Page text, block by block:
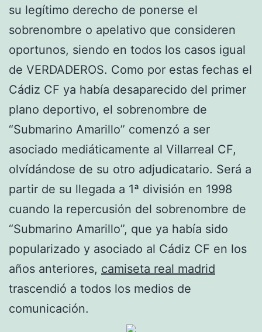
su legítimo derecho de ponerse el
sobrenombre o apelativo que consideren
oportunos, siendo en todos los casos igual
de VERDADEROS. Como por estas fechas el
Cádiz CF ya había desaparecido del primer
plano deportivo, el sobrenombre de
“Submarino Amarillo” comenzó a ser
asociado mediáticamente al Villarreal CF,
olvídándose de su otro adjudicatario. Será a
partir de su llegada a 1ª división en 1998
cuando la repercusión del sobrenombre de
“Submarino Amarillo”, que ya había sido
popularizado y asociado al Cádiz CF en los
años anteriores, camiseta real madrid
trascendió a todos los medios de
comunicación.